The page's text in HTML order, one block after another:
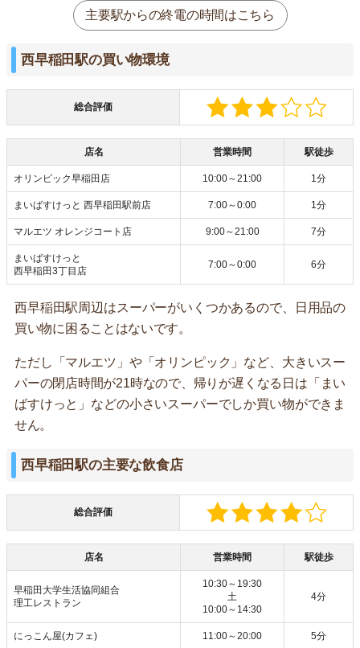
主要駅からの終電の時間はこちら
西早稲田駅の買い物環境
総合評価
店名 営業時間 駅徒歩
オリンピック早稲田店 10:00～21:00 1分
まいばすけっと 西早稲田駅前店 7:00～0:00 1分
マルエツ オレンジコート店 9:00～21:00 7分
まいばすけっと
西早稲田3丁目店
7:00～0:00 6分
西早稲田駅周辺はスーパーがいくつかあるので、日用品の
買い物に困ることはないです。
ただし「マルエツ」や「オリンピック」など、大きいスー
パーの閉店時間が21時なので、帰りが遅くなる日は「まい
ばすけっと」などの小さいスーパーでしか買い物ができま
せん。
西早稲田駅の主要な飲食店
総合評価
店名 営業時間 駅徒歩
早稲田大学生活協同組合
理工レストラン
10:30～19:30
土
10:00～14:30
4分
にっこん屋(カフェ) 11:00～20:00 5分